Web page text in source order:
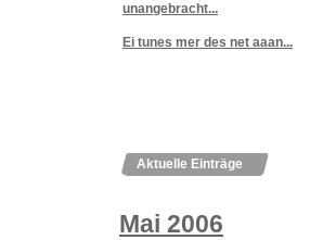
unangebracht...
Ei tunes mer des net aaan...
Aktuelle Einträge
Mai 2006